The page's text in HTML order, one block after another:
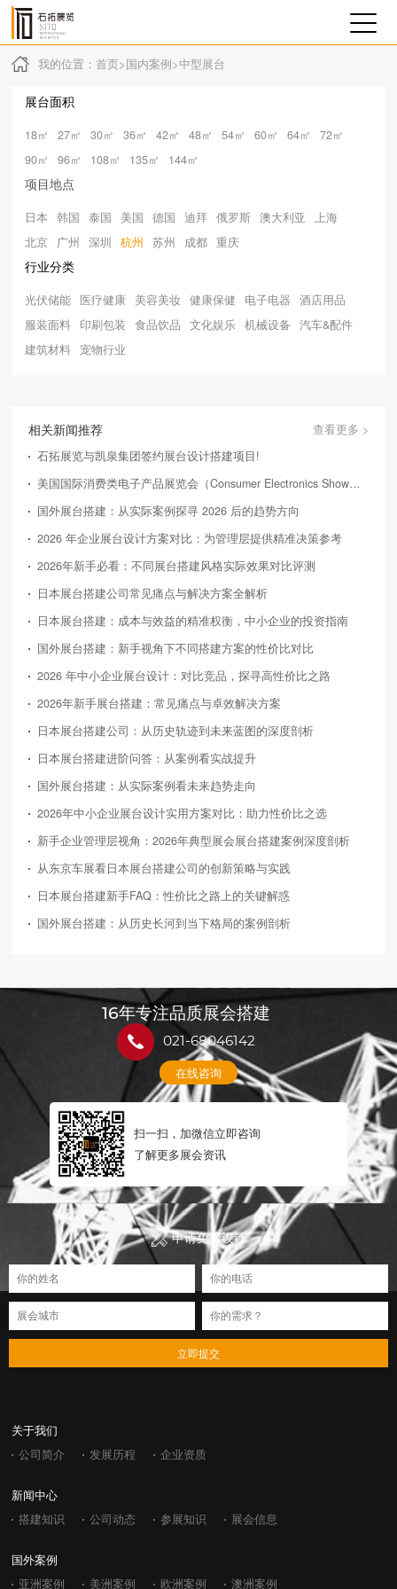
我的位置： 首页>国内案例>中型展台
展台面积
18㎡ 27㎡ 30㎡ 36㎡ 42㎡ 48㎡ 54㎡ 60㎡ 64㎡
72㎡
90㎡
96㎡ 108㎡ 135㎡ 144㎡
项目地点
日本 韩国 泰国 美国 德国 迪拜 俄罗斯 澳大利亚
上海
北京
广州 深圳 杭州 苏州 成都 重庆
行业分类
光伏储能 医疗健康 美容美妆 健康保健 电子电器
酒店用品
服装面料
印刷包装 食品饮品 文化娱乐 机械设备
汽车&配件
建筑材料
宠物行业
相关新闻推荐
查看更多 >
石拓展览与凯泉集团签约展台设计搭建项目!
美国国际消费类电子产品展览会（Consumer Electronics Show，简称CES）
国外展台搭建：从实际案例探寻 2026 后的趋势方向
2026 年企业展台设计方案对比：为管理层提供精准决策参考
2026年新手必看：不同展台搭建风格实际效果对比评测
日本展台搭建公司常见痛点与解决方案全解析
日本展台搭建：成本与效益的精准权衡，中小企业的投资指南
国外展台搭建：新手视角下不同搭建方案的性价比对比
2026 年中小企业展台设计：对比竞品，探寻高性价比之路
2026年新手展台搭建：常见痛点与卓效解决方案
日本展台搭建公司：从历史轨迹到未来蓝图的深度剖析
日本展台搭建进阶问答：从案例看实战提升
国外展台搭建：从实际案例看未来趋势走向
2026年中小企业展台设计实用方案对比：助力性价比之选
新手企业管理层视角：2026年典型展会展台搭建案例深度剖析
从东京车展看日本展台搭建公司的创新策略与实践
日本展台搭建新手FAQ：性价比之路上的关键解惑
国外展台搭建：从历史长河到当下格局的案例剖析
16年专注品质展会搭建
021-68046142
在线咨询
扫一扫，加微信立即咨询
了解更多展会资讯
申请免费设计
立即提交
关于我们
公司简介 发展历程 企业资质
新闻中心
搭建知识 公司动态 参展知识 展会信息
国外案例
亚洲案例 美洲案例 欧洲案例 澳洲案例